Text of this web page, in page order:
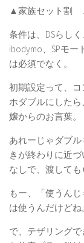
▲家族セット割
条件は、DSらしく
ibodymo、SPモー
は必須でなく。
初期設定って、
ホダブルにしたら
嬢からのお言葉。
あれーじゃダブ
きが終わりに近
なしで、渡しても
もー、「使うん
は使うんだけどね
で、テザリング